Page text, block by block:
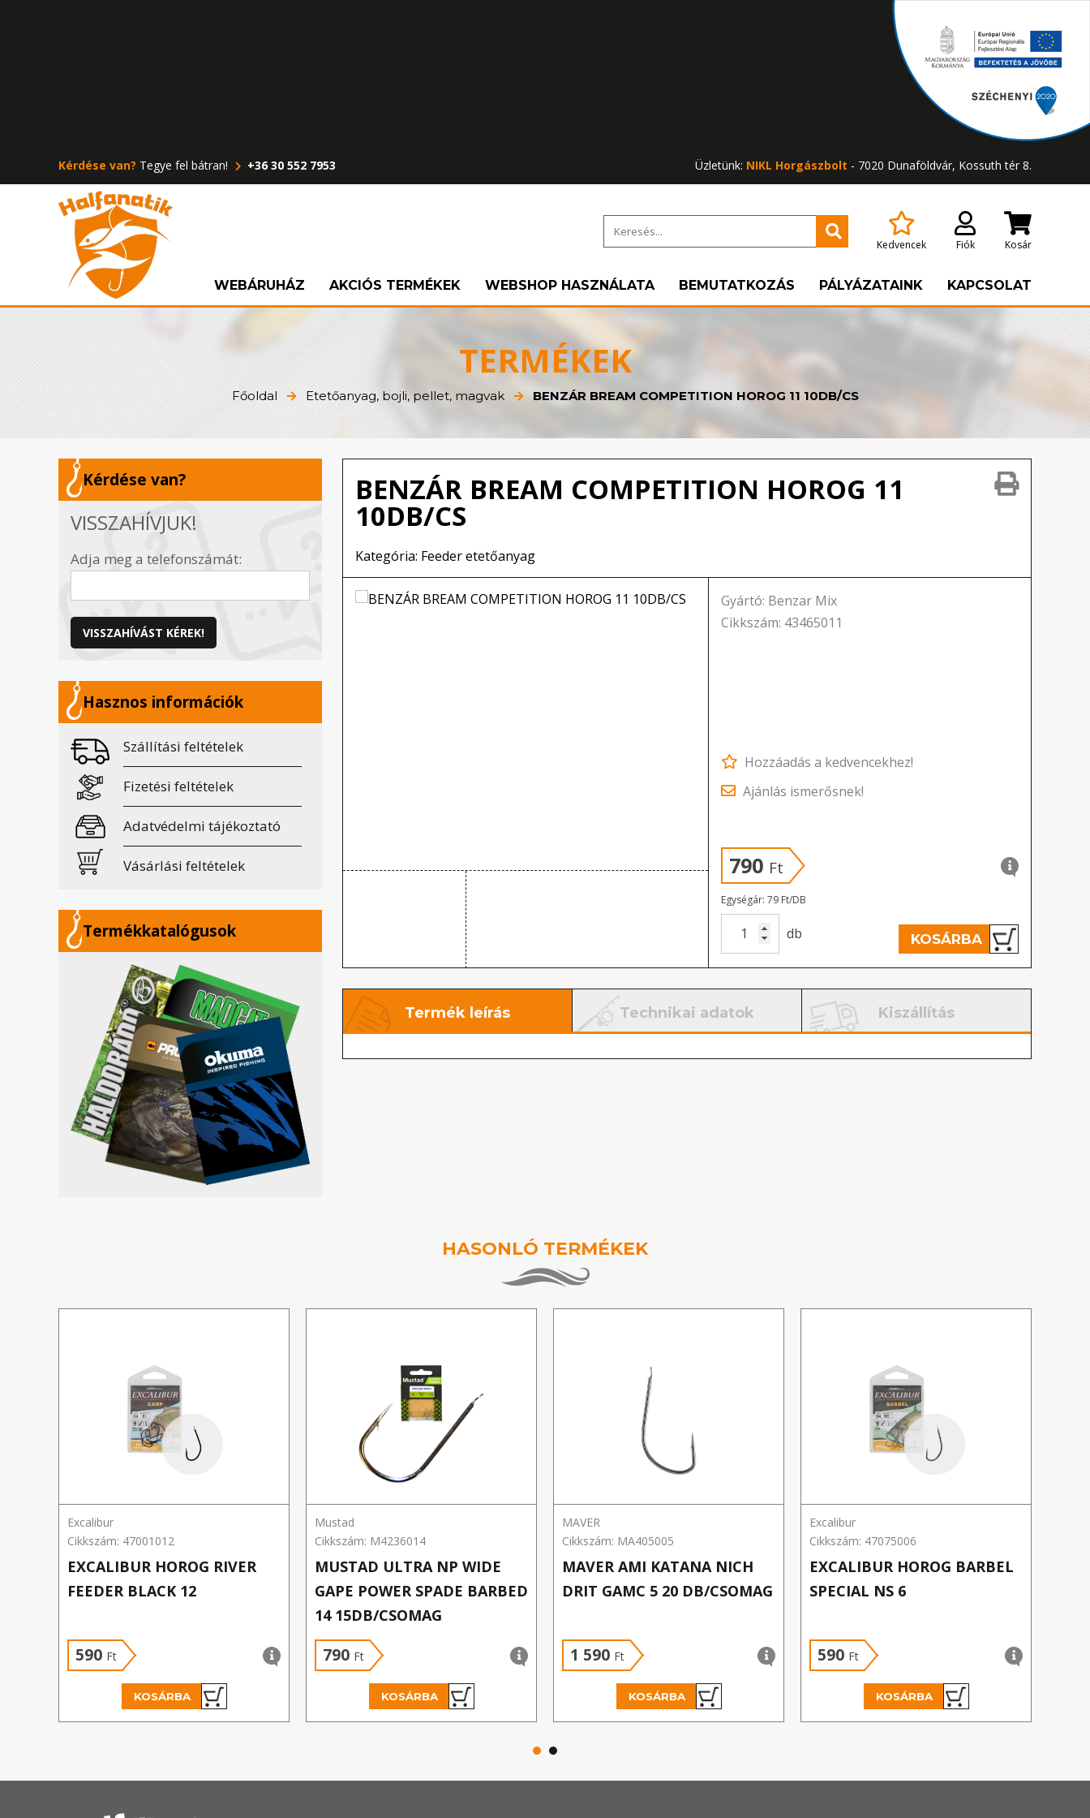
Kérdése van? Tegye fel bátran! +36 30 552 7953 Üzletünk: NIKL Horgászbolt - 7020 Dunaföldvár, Kossuth tér 8.
Kedvencek Fiók Kosár
WEBÁRUHÁZ AKCIÓS TERMÉKEK WEBSHOP HASZNÁLATA BEMUTATKOZÁS PÁLYÁZATAINK KAPCSOLAT
TERMÉKEK
Főoldal Etetőanyag, bojli, pellet, magvak BENZÁR BREAM COMPETITION HOROG 11 10DB/CS
Kérdése van?
VISSZAHÍVJUK!
Adja meg a telefonszámát:
VISSZAHÍVÁST KÉREK!
Hasznos információk
Szállítási feltételek
Fizetési feltételek
Adatvédelmi tájékoztató
Vásárlási feltételek
Termékkatalógusok
BENZÁR BREAM COMPETITION HOROG 11
10DB/CS
Kategória: Feeder etetőanyag
Gyártó: Benzar Mix
Cikkszám: 43465011
Hozzáadás a kedvencekhez!
Ajánlás ismerősnek!
790 Ft
Egységár: 79 Ft/DB
db KOSÁRBA
Termék leírás Technikai adatok Kiszállítás
HASONLÓ TERMÉKEK
Excalibur
Cikkszám: 47001012
EXCALIBUR HOROG RIVER
FEEDER BLACK 12
590 Ft
KOSÁRBA
Mustad
Cikkszám: M4236014
MUSTAD ULTRA NP WIDE
GAPE POWER SPADE BARBED
14 15DB/CSOMAG
790 Ft
KOSÁRBA
MAVER
Cikkszám: MA405005
MAVER AMI KATANA NICH
DRIT GAMC 5 20 DB/CSOMAG
1 590 Ft
KOSÁRBA
Excalibur
Cikkszám: 47075006
EXCALIBUR HOROG BARBEL
SPECIAL NS 6
590 Ft
KOSÁRBA